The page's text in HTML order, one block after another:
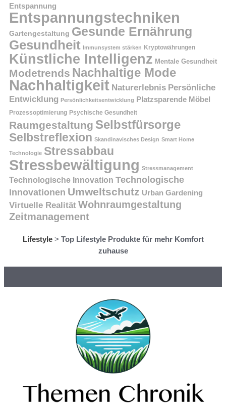
Entspannung
Entspannungstechniken
Gartengestaltung Gesunde Ernährung
Gesundheit Immunsystem stärken Kryptowährungen
Künstliche Intelligenz Mentale Gesundheit
Modetrends Nachhaltige Mode
Nachhaltigkeit Naturerlebnis Persönliche
Entwicklung Persönlichkeitsentwicklung Platzsparende Möbel
Prozessoptimierung Psychische Gesundheit
Raumgestaltung Selbstfürsorge
Selbstreflexion Skandinavisches Design Smart Home
Technologie Stressabbau
Stressbewältigung Stressmanagement
Technologische Innovation Technologische
Innovationen Umweltschutz Urban Gardening
Virtuelle Realität Wohnraumgestaltung
Zeitmanagement
Lifestyle> Top Lifestyle Produkte für mehr Komfort
zuhause